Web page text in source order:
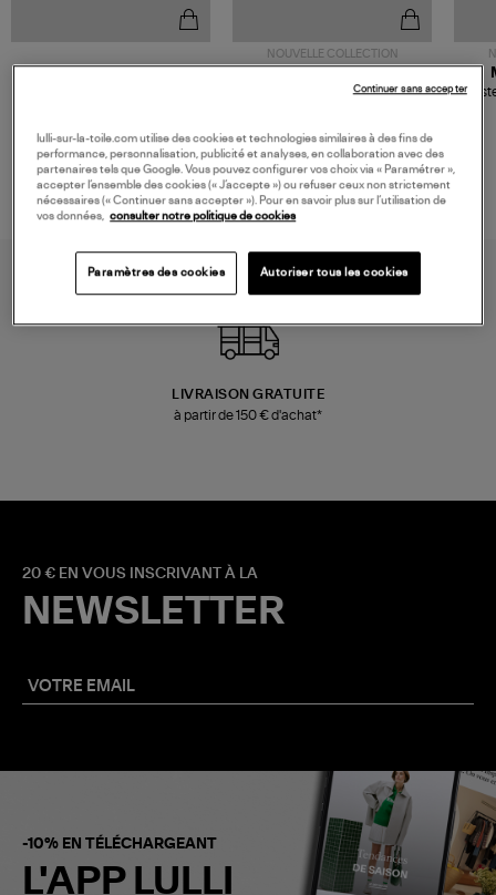
NOUVELLE COLLECTION
Mocassins Killian Sport
LIVRAISON GRATUITE
à partir de 150 € d'achat*
20 € EN VOUS INSCRIVANT À LA
NEWSLETTER
-10% EN TÉLÉCHARGEANT
L'APP LULLI
lulli-sur-la-toile.com utilise des cookies et technologies similaires à des fins de
performance, personnalisation, publicité et analyses, en collaboration avec des
partenaires tels que Google. Vous pouvez configurer vos choix via « Paramétrer »,
accepter l’ensemble des cookies (« J’accepte ») ou refuser ceux non strictement
nécessaires (« Continuer sans accepter »). Pour en savoir plus sur l’utilisation de
vos données,
consulter notre politique de cookies
Paramètres des cookies Autoriser tous les cookies
Continuer sans accepter